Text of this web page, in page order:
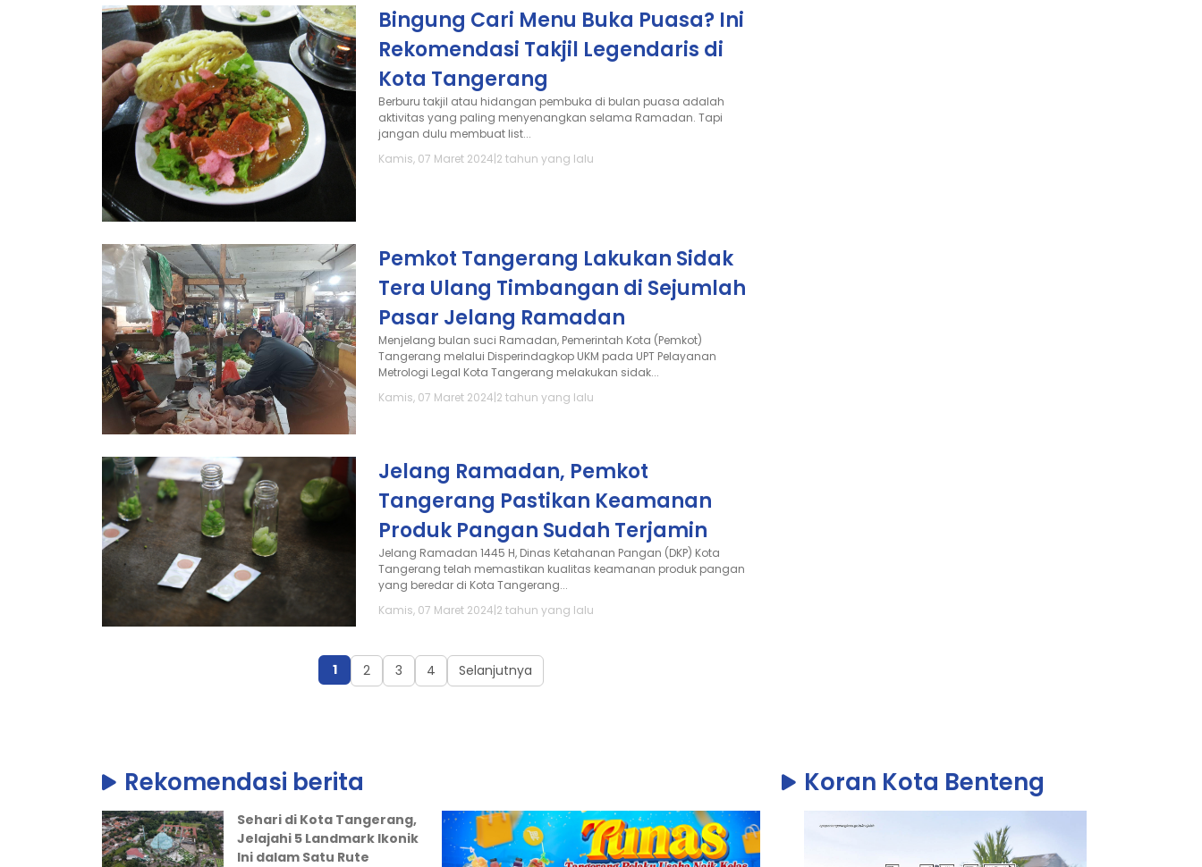
Bingung Cari Menu Buka Puasa? Ini
Rekomendasi Takjil Legendaris di
Kota Tangerang
Berburu takjil atau hidangan pembuka di bulan puasa adalah
aktivitas yang paling menyenangkan selama Ramadan. Tapi
jangan dulu membuat list...
Kamis, 07 Maret 2024|2 tahun yang lalu
Pemkot Tangerang Lakukan Sidak
Tera Ulang Timbangan di Sejumlah
Pasar Jelang Ramadan
Menjelang bulan suci Ramadan, Pemerintah Kota (Pemkot)
Tangerang melalui Disperindagkop UKM pada UPT Pelayanan
Metrologi Legal Kota Tangerang melakukan sidak...
Kamis, 07 Maret 2024|2 tahun yang lalu
Jelang Ramadan, Pemkot
Tangerang Pastikan Keamanan
Produk Pangan Sudah Terjamin
Jelang Ramadan 1445 H, Dinas Ketahanan Pangan (DKP) Kota
Tangerang telah memastikan kualitas keamanan produk pangan
yang beredar di Kota Tangerang...
Kamis, 07 Maret 2024|2 tahun yang lalu
1 2 3 4 Selanjutnya
Rekomendasi berita
Sehari di Kota Tangerang,
Jelajahi 5 Landmark Ikonik
Ini dalam Satu Rute
Koran Kota Benteng